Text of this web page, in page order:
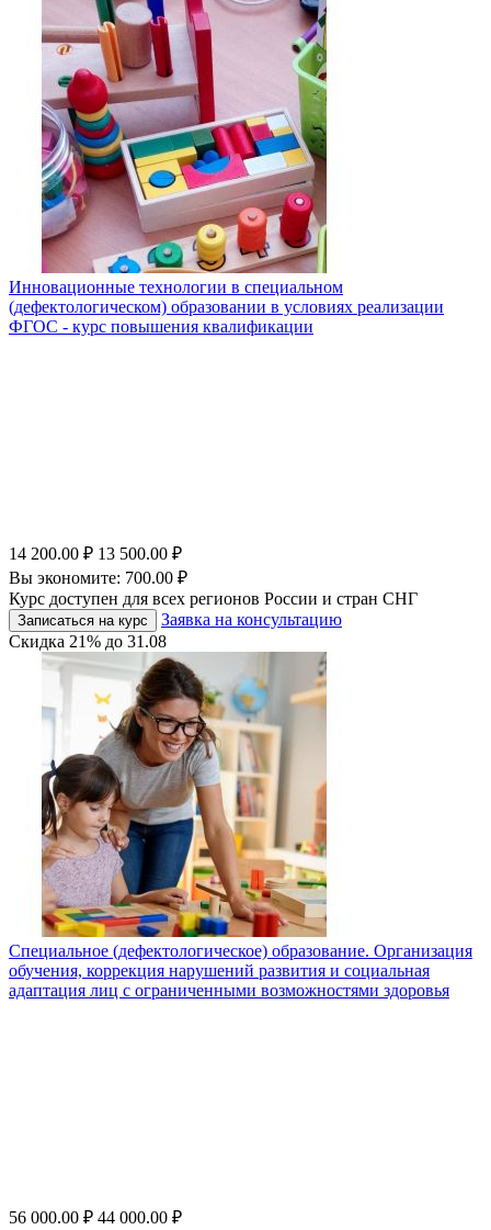
Инновационные технологии в специальном
(дефектологическом) образовании в условиях реализации
ФГОС - курс повышения квалификации
14 200.00 ₽ 13 500.00 ₽
Вы экономите: 700.00 ₽
Курс доступен для всех регионов России и стран СНГ
Записаться на курс
Заявка на консультацию
Скидка 21% до 31.08
Специальное (дефектологическое) образование. Организация
обучения, коррекция нарушений развития и социальная
адаптация лиц с ограниченными возможностями здоровья
56 000.00 ₽ 44 000.00 ₽